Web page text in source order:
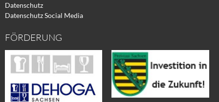
Datenschutz
Datenschutz Social Media
FÖRDERUNG